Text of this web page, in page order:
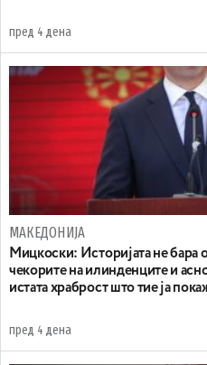
пред 4 дена
МАКЕДОНИЈА
Мицкоски: Историјата не бара
чекорите на илинденците и
истата храброст што тие ја
пред 4 дена